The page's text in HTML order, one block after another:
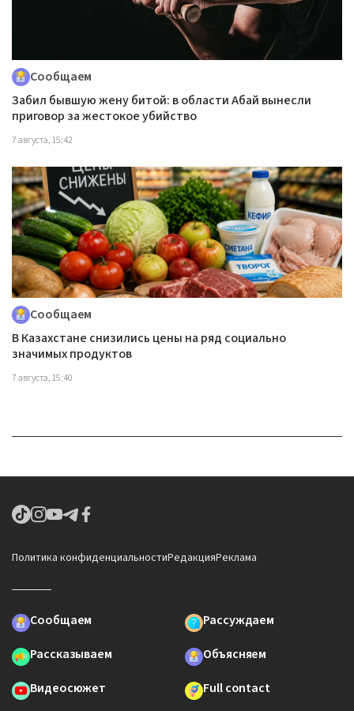
Сообщаем
Забил бывшую жену битой: в области Абай вынесли
приговор за жестокое убийство
7 августа, 15:42
Сообщаем
В Казахстане снизились цены на ряд социально
значимых продуктов
7 августа, 15:40
Политика конфиденциальностиРедакцияРеклама
Сообщаем
Рассуждаем
Рассказываем
Объясняем
Видеосюжет
Full contact